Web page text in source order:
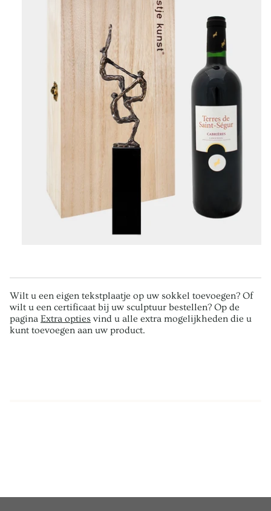
Wilt u een eigen tekstplaatje op uw sokkel toevoegen? Of
wilt u een certificaat bij uw sculptuur bestellen? Op de
pagina Extra opties vind u alle extra mogelijkheden die u
kunt toevoegen aan uw product.